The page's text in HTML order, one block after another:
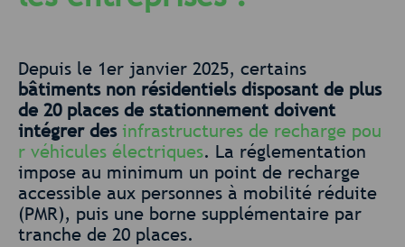
Depuis le 1er janvier 2025, certains
bâtiments non résidentiels disposant de plus
de 20 places de stationnement doivent
intégrer des infrastructures de recharge pou
r véhicules électriques. La réglementation
impose au minimum un point de recharge
accessible aux personnes à mobilité réduite
(PMR), puis une borne supplémentaire par
tranche de 20 places.